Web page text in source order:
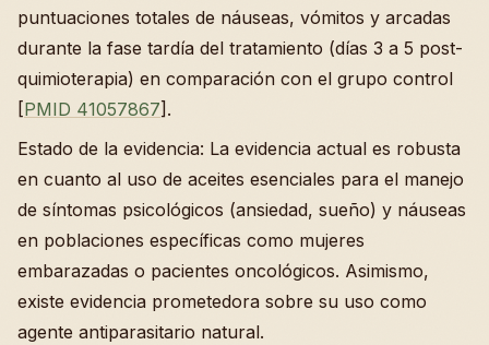
puntuaciones totales de náuseas, vómitos y arcadas
durante la fase tardía del tratamiento (días 3 a 5 post-
quimioterapia) en comparación con el grupo control
[PMID 41057867].
Estado de la evidencia: La evidencia actual es robusta
en cuanto al uso de aceites esenciales para el manejo
de síntomas psicológicos (ansiedad, sueño) y náuseas
en poblaciones específicas como mujeres
embarazadas o pacientes oncológicos. Asimismo,
existe evidencia prometedora sobre su uso como
agente antiparasitario natural.